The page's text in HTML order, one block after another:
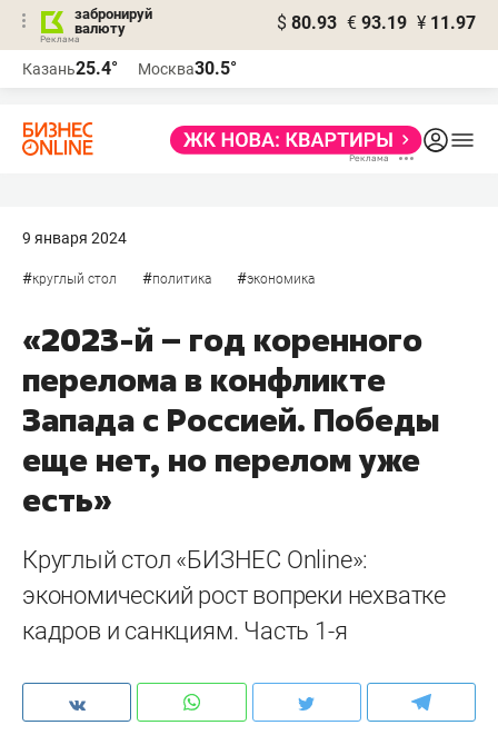
забронируй
валюту
$ 80.93 € 93.19 ¥ 11.97
Казань25.4° Москва30.5°
9 января 2024
#круглый стол #политика #экономика
«2023-й – год коренного
перелома в конфликте
Запада с Россией. Победы
еще нет, но перелом уже
есть»
Круглый стол «БИЗНЕС Online»:
экономический рост вопреки нехватке
кадров и санкциям. Часть 1-я